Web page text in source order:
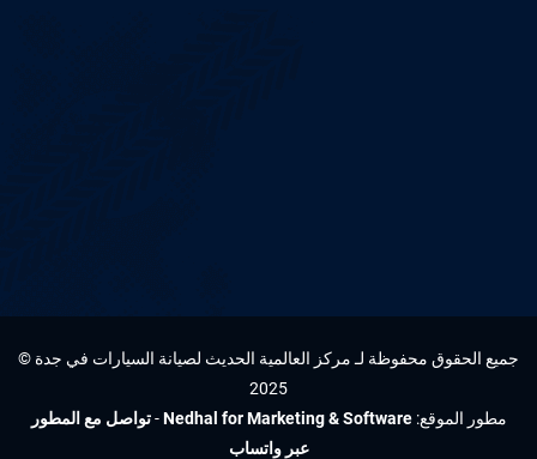
جميع الحقوق محفوظة لـ مركز العالمية الحديث لصيانة السيارات في جدة ©
2025
مطور الموقع:Nedhal for Marketing & Software
-تواصل مع المطور
عبر واتساب